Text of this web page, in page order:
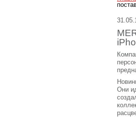
Они